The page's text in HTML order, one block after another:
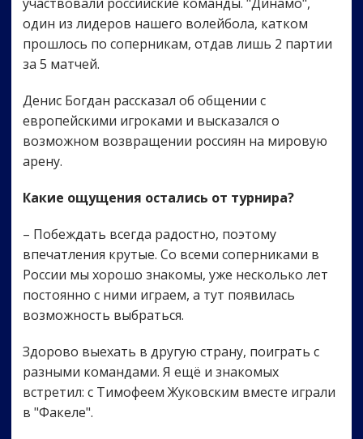
один из лидеров нашего волейбола, катком
прошлось по соперникам, отдав лишь 2 партии
за 5 матчей.
Денис Богдан рассказал об общении с
европейскими игроками и высказался о
возможном возвращении россиян на мировую
арену.
Какие ощущения остались от турнира?
– Побеждать всегда радостно, поэтому
впечатления крутые. Со всеми соперниками в
России мы хорошо знакомы, уже несколько лет
постоянно с ними играем, а тут появилась
возможность выбраться.
Здорово выехать в другую страну, поиграть с
разными командами. Я ещё и знакомых
встретил: с Тимофеем Жуковским вместе играли
в "Факеле".